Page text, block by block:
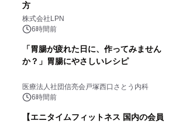
方
株式会社LPN
6時間前
「胃腸が疲れた日に、作ってみません
か？」胃腸にやさしいレシピ
医療法人社団信亮会戸塚西口さとう内科
6時間前
【エニタイムフィットネス 国内の会員